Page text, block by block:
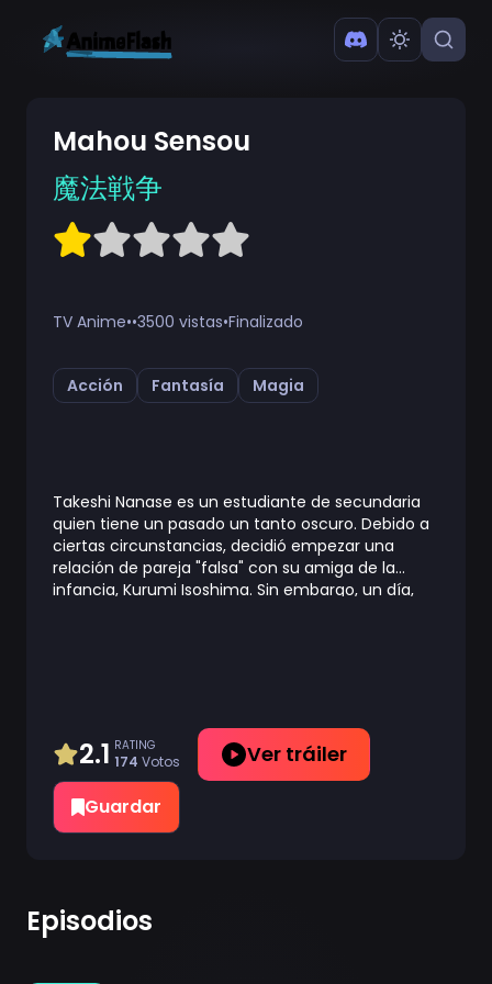
Mahou Sensou
魔法戦争
TV Anime••3500 vistas•Finalizado
Acción Fantasía Magia
Takeshi Nanase es un estudiante de secundaria
quien tiene un pasado un tanto oscuro. Debido a
ciertas circunstancias, decidió empezar una
relación de pareja "falsa" con su amiga de la
infancia, Kurumi Isoshima. Sin embargo, un día,
pues le ha convertido en mago también. Así pues,
Takeshi descubre que no hay uno, sino dos
mundos, el de los magos y el de los humanos.
2.1 RATING
174 Votos Ver tráiler
Guardar
Episodios